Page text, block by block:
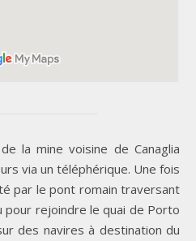
la mine voisine de Canaglia
via un téléphérique. Une fois
par le pont romain traversant
pour rejoindre le quai de Porto
des navires à destination du